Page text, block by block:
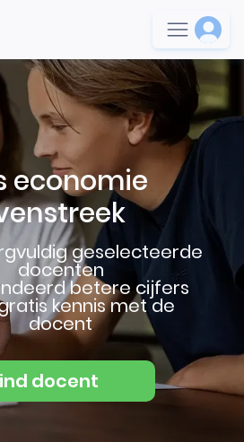
economie
geselecteerde
docenten
betere cijfers
kennis met de
docent
docent